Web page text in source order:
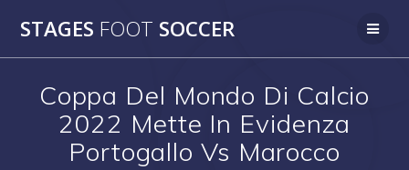
to
STAGES FOOT SOCCER
Coppa Del Mondo Di Calcio
2022 Mette In Evidenza
Portogallo Vs Marocco